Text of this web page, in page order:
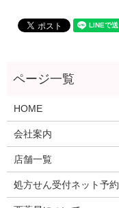
HOME
会社案内
店舗一覧
処方せん受付ネット予約